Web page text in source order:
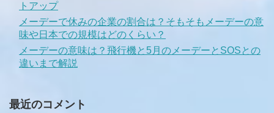
トアップ
メーデーで休みの企業の割合は？そもそもメーデーの意
味や日本での規模はどのくらい？
メーデーの意味は？飛行機と5月のメーデーとSOSとの
違いまで解説
最近のコメント